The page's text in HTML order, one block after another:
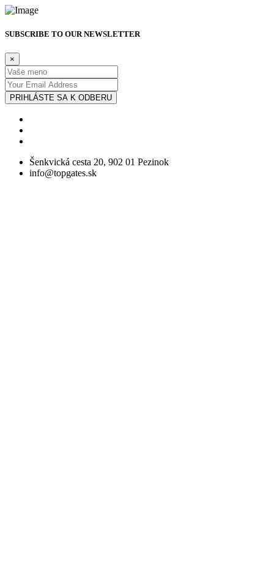
SUBSCRIBE TO OUR NEWSLETTER
×
PRIHLÁSTE SA K ODBERU
Šenkvická cesta 20, 902 01 Pezinok
info@topgates.sk